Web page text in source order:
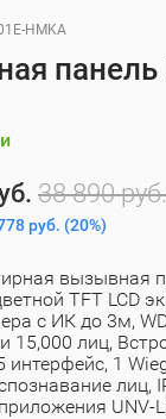
HMKA
панель
38 890 руб.
руб. (20%)
вызывная
TFT LCD
с ИК до 3м,
15,000 лиц,
интерфейс, 1
лиц,